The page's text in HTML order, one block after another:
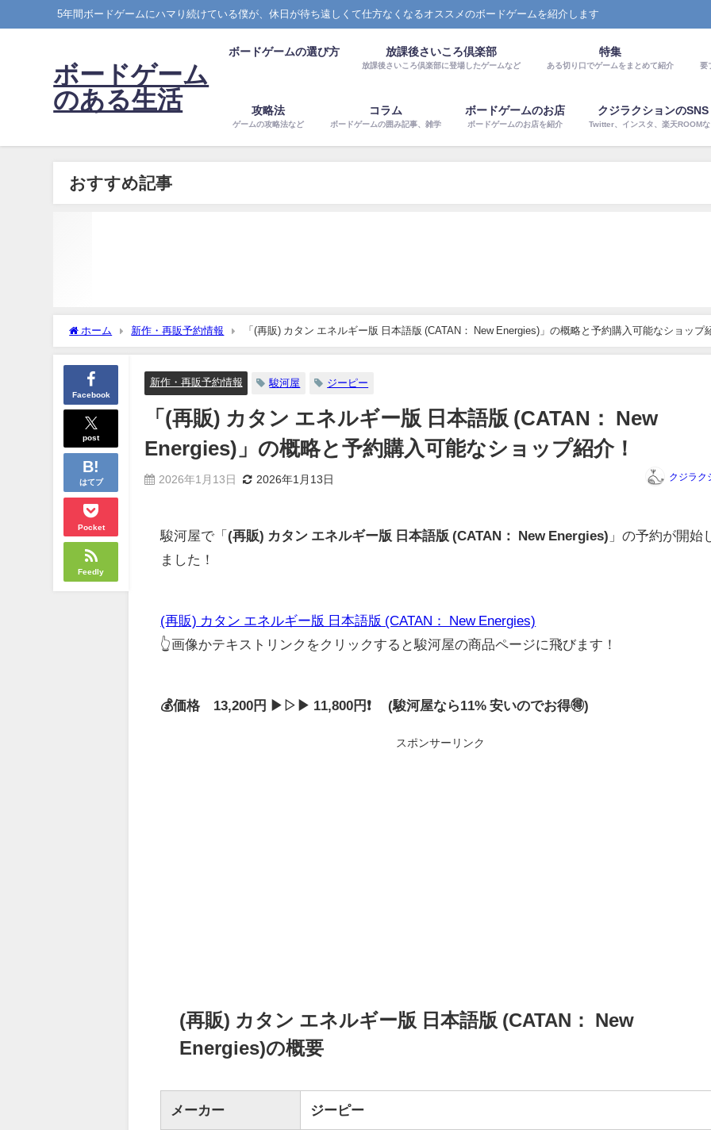
5年間ボードゲームにハマり続けている僕が、休日が待ち遠しくて仕方なくなるオススメのボードゲームを紹介します
ボードゲーム
のある生活
ボードゲームの選び方 放課後さいころ倶楽部
放課後さいころ倶楽部に登場したゲームなど
特集
ある切り口でゲームをまとめて紹介 要
攻略法
ゲームの攻略法など
コラム
ボードゲームの囲み記事、雑学
ボードゲームのお店
ボードゲームのお店を紹介
クジラクションのSNS
Twitter、インスタ、楽天ROOM
おすすめ記事
ホーム 新作・再販予約情報 「(再販) カタン エネルギー版 日本語版 (CATAN： New Energies)」の概略と予約購入可能なショップ
Facebook
post
はてブ
Pocket
Feedly
新作・再販予約情報 駿河屋 ジーピー
「(再販) カタン エネルギー版 日本語版 (CATAN： New
Energies)」の概略と予約購入可能なショップ紹介！
2026年1月13日 2026年1月13日 クジラク
駿河屋で「(再販) カタン エネルギー版 日本語版 (CATAN： New Energies) 」の予約が開始
ました！
(再販) カタン エネルギー版 日本語版 (CATAN： New Energies)
👆画像かテキストリンクをクリックすると駿河屋の商品ページに飛びます！
💰価格 13,200円 ▶▷▶ 11,800円❗ (駿河屋なら11% 安いのでお得🉐)
スポンサーリンク
(再販) カタン エネルギー版 日本語版 (CATAN： New
Energies)の概要
メーカー ジーピー